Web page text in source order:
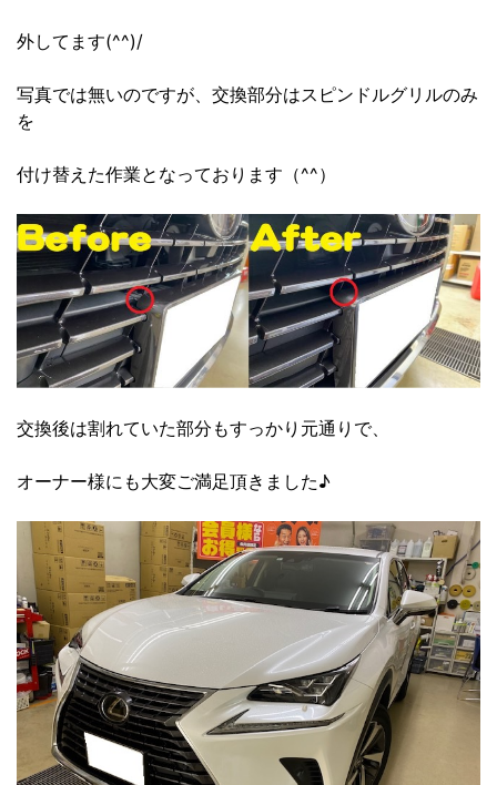
外してます(^^)/
写真では無いのですが、交換部分はスピンドルグリルのみ
を
付け替えた作業となっております（^^）
交換後は割れていた部分もすっかり元通りで、
オーナー様にも大変ご満足頂きました♪